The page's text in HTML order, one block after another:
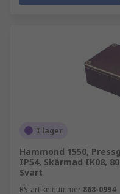
I lager
Hammond 1550,
IP54, Skärmad IK08,
Svart
RS-artikelnummer 868-0994